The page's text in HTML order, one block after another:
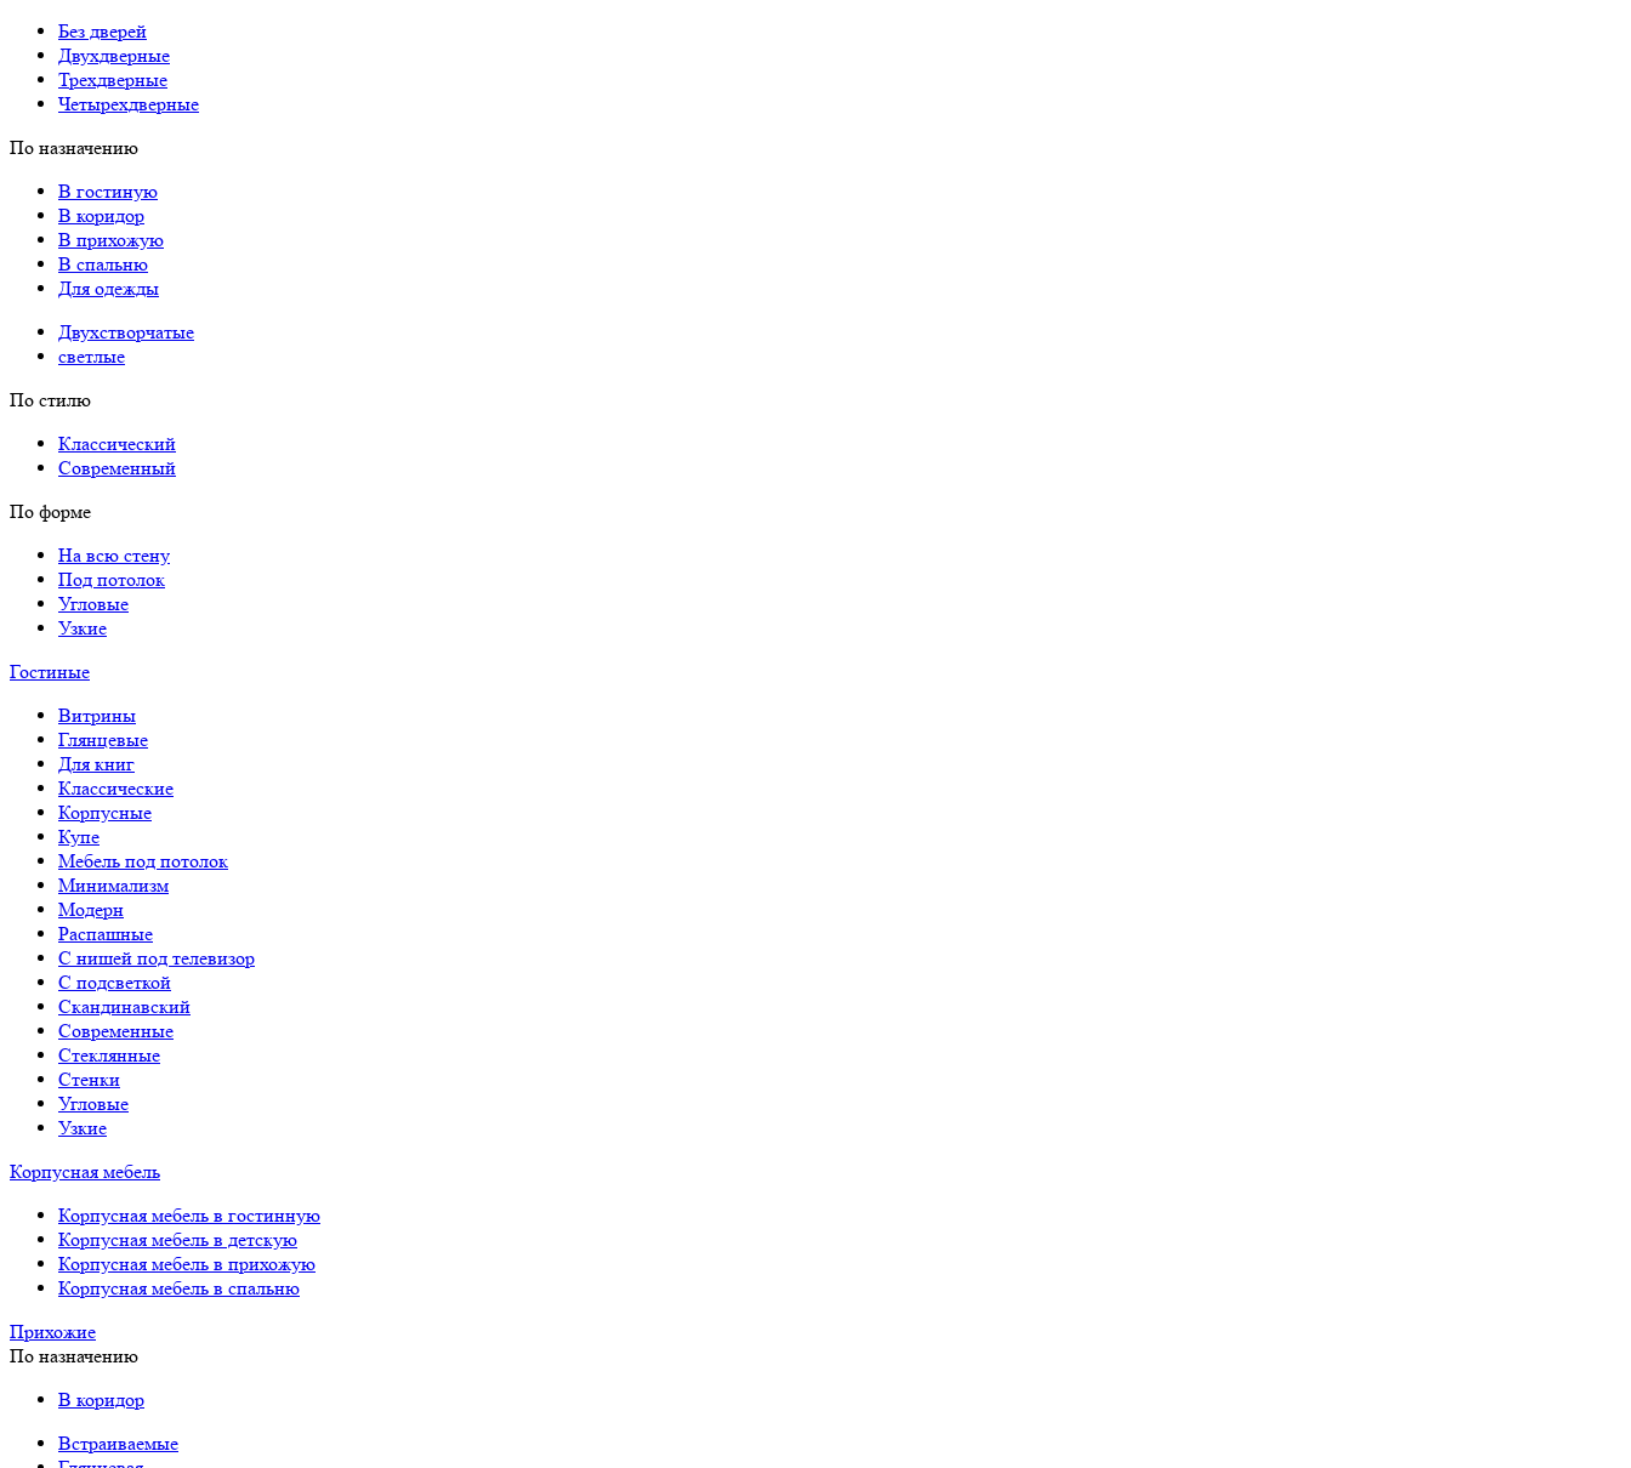
Без дверей
Двухдверные
Трехдверные
Четырехдверные
По назначению
В гостиную
В коридор
В прихожую
В спальню
Для одежды
Двухстворчатые
светлые
По стилю
Классический
Современный
По форме
На всю стену
Под потолок
Угловые
Узкие
Гостиные
Витрины
Глянцевые
Для книг
Классические
Корпусные
Купе
Мебель под потолок
Минимализм
Модерн
Распашные
С нишей под телевизор
С подсветкой
Скандинавский
Современные
Стеклянные
Стенки
Угловые
Узкие
Корпусная мебель
Корпусная мебель в гостинную
Корпусная мебель в детскую
Корпусная мебель в прихожую
Корпусная мебель в спальню
Прихожие
По назначению
В коридор
Встраиваемые